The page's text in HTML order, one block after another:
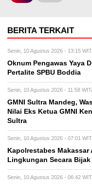
BERITA TERKAIT
Senin, 10 Agustus 2026 - 13:15
Oknum Pengawas Yaya
Pertalite SPBU Boddia
Senin, 10 Agustus 2026 - 11:58
GMNI Sultra Mandeg,
Nilai Eks Ketua GMNI
Sultra
Senin, 10 Agustus 2026 - 07:01
Kapolrestabes Makassar
Lingkungan Secara Bijak
Senin, 10 Agustus 2026 - 06:42